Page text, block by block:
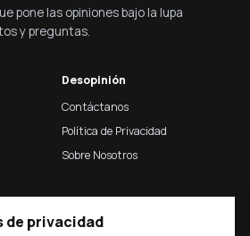
pone las opiniones bajo la lupa
y preguntas.
Desopinión
Contáctanos
Política de Privacidad
Sobre Nosotros
de privacidad